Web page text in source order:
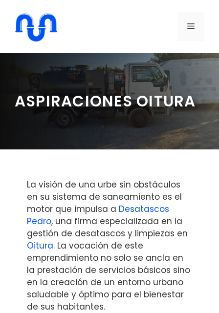
contenido
MENÚ
ASPIRACIONES OITURA
La visión de una urbe sin obstáculos
en su sistema de saneamiento es el
motor que impulsa a Desatascos
Pedro, una firma especializada en la
gestión de desatascos y limpiezas en
Oitura. La vocación de este
emprendimiento no solo se ancla en
la prestación de servicios básicos sino
en la creación de un entorno urbano
saludable y óptimo para el bienestar
de sus habitantes.